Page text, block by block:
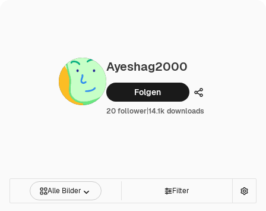
Ayeshag2000
Folgen Teilen
20 follower|14.1k downloads
Alle Bilder Filter